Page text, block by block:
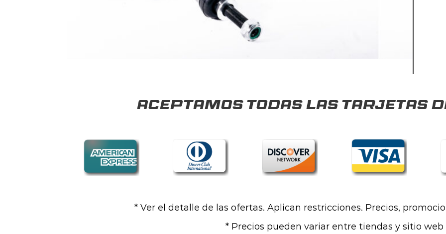
Aceptamos todas las tarjetas
* Ver el detalle de las ofertas. Aplican restricciones. Precios,
* Precios pueden variar entre tiendas y sitio web